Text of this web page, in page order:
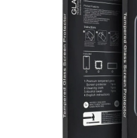
BATÉRIE DO MOBILOV
ŠPORT A HOBBY
NÁRAMKY NA HODINKY
SLÚCHADLÁ,